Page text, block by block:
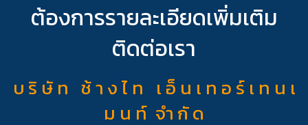
ต้องการรายละเอียดเพิ่มเติม
ติดต่อเรา
บ ริ ษั ท ช้ า ง ไ ท เ อ็ น เ ท อ ร์ เ ท น เ
ม น ท์ จำ กั ด